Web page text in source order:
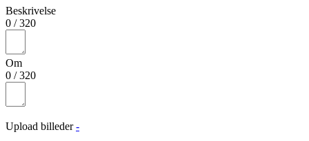
Beskrivelse
0 /320
Om
0 /320
Upload billeder -